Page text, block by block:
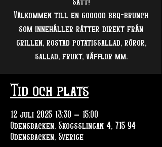
sätt!
Välkommen till en gooood bbq-brunch
som innehåller rätter direkt från
grillen, rostad potatissallad, röror,
sallad, frukt, våfflor mm.
Tid och plats
12 juli 2025 13:30 – 15:00
Odensbacken, Skogsslingan 4, 715 94
Odensbacken, Sverige